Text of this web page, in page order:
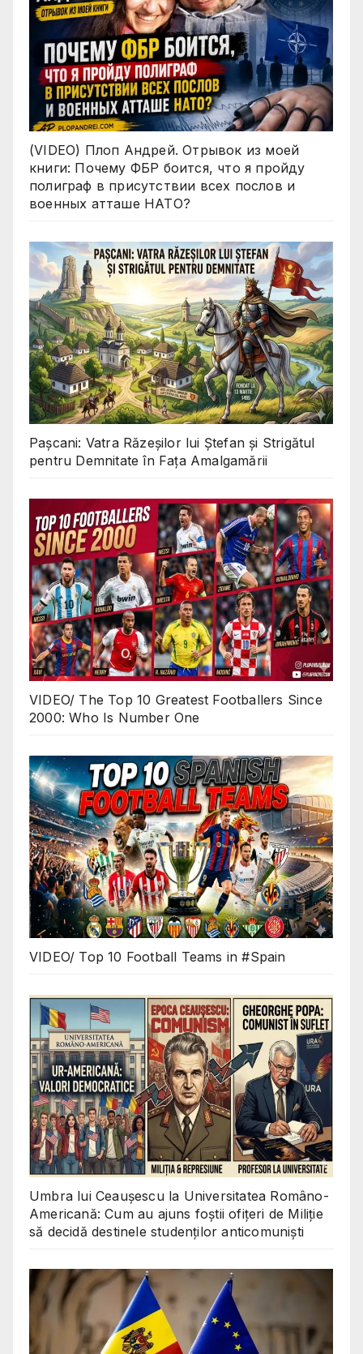
(VIDEO) Плоп Андрей. Отрывок из моей
книги: Почему ФБР боится, что я пройду
полиграф в присутствии всех послов и
военных атташе НАТО?
Pașcani: Vatra Răzeșilor lui Ștefan și Strigătul
pentru Demnitate în Fața Amalgamării
VIDEO/ The Top 10 Greatest Footballers Since
2000: Who Is Number One
VIDEO/ Top 10 Football Teams in #Spain
Umbra lui Ceaușescu la Universitatea Româno-
Americană: Cum au ajuns foștii ofițeri de Miliție
să decidă destinele studenților anticomuniști